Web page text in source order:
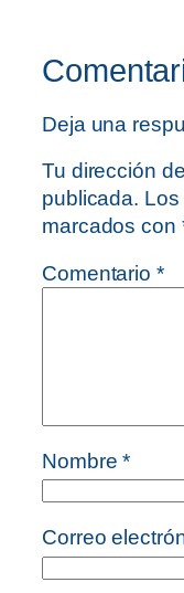
Deja una
Tu dirección
publicada. Los
marcados con
Comentario *
Nombre*
Correo